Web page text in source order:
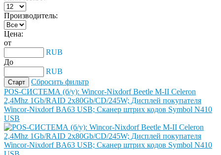
Производитель:
Цена:
от
RUB
До
RUB
Сбросить фильтр
POS-СИСТЕМА (б/у): Wincor-Nixdorf Beetle M-II Celeron
2,4Mhz 1Gb/RAID 2x80Gb/CD/245W; Дисплей покупателя
Wincor-Nixdorf BA63 USB; Сканер штрих кодов Symbol N410
USB